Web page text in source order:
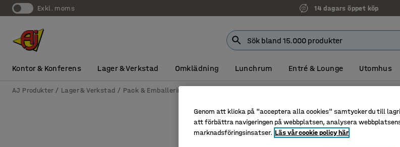
exkl. moms 14 dagars öppet köp
Kontor & Konferens Lager & Verkstad Omklädning Lunchrum Entré & Lounge Utomhus
AJ Produkter Lager & Verkstad Pack & Emballering
Genom att klicka på "acceptera alla cookies" samtycker du till
att förbättra navigeringen på webbplatsen, analysera
marknadsföringsinsatser. Läs vår cookie policy här